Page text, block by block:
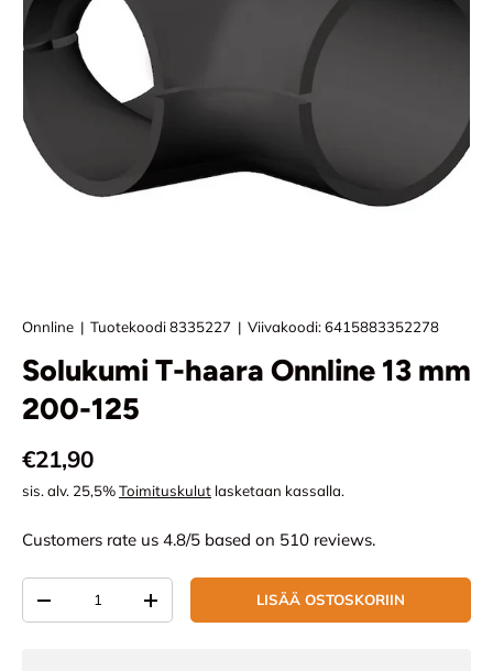
Onnline | Tuotekoodi8335227 | Viivakoodi:6415883352278
Solukumi T-haara Onnline 13 mm
200-125
Normaali hinta
€21,90
sis. alv. 25,5%Toimituskulut lasketaan kassalla.
Customers rate us 4.8/5 based on 510 reviews.
VÄHENNÄ MÄÄRÄÄLISÄÄ MÄÄRÄÄLISÄÄ OSTOSKORIIN